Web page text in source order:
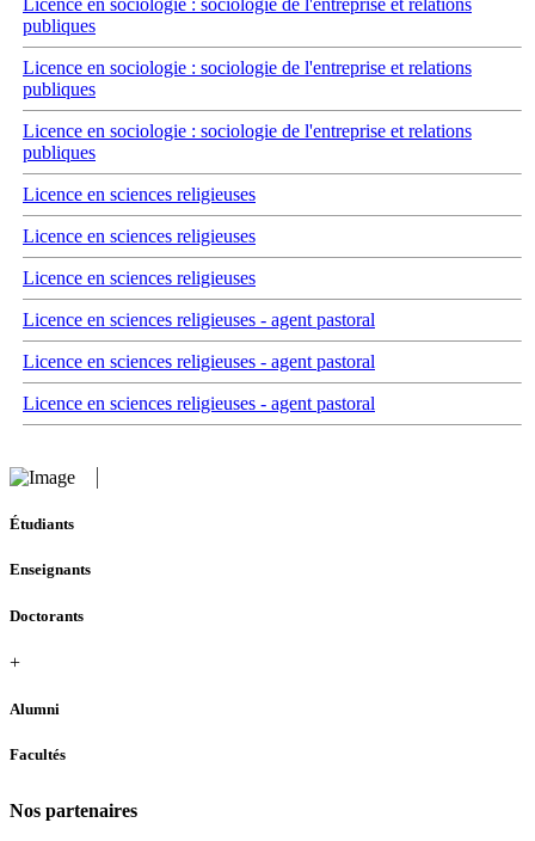
Licence en sociologie : sociologie de l'entreprise et relations
publiques
Licence en sociologie : sociologie de l'entreprise et relations
publiques
Licence en sociologie : sociologie de l'entreprise et relations
publiques
Licence en sciences religieuses
Licence en sciences religieuses
Licence en sciences religieuses
Licence en sciences religieuses - agent pastoral
Licence en sciences religieuses - agent pastoral
Licence en sciences religieuses - agent pastoral
Étudiants
Enseignants
Doctorants
+
Alumni
Facultés
Nos partenaires